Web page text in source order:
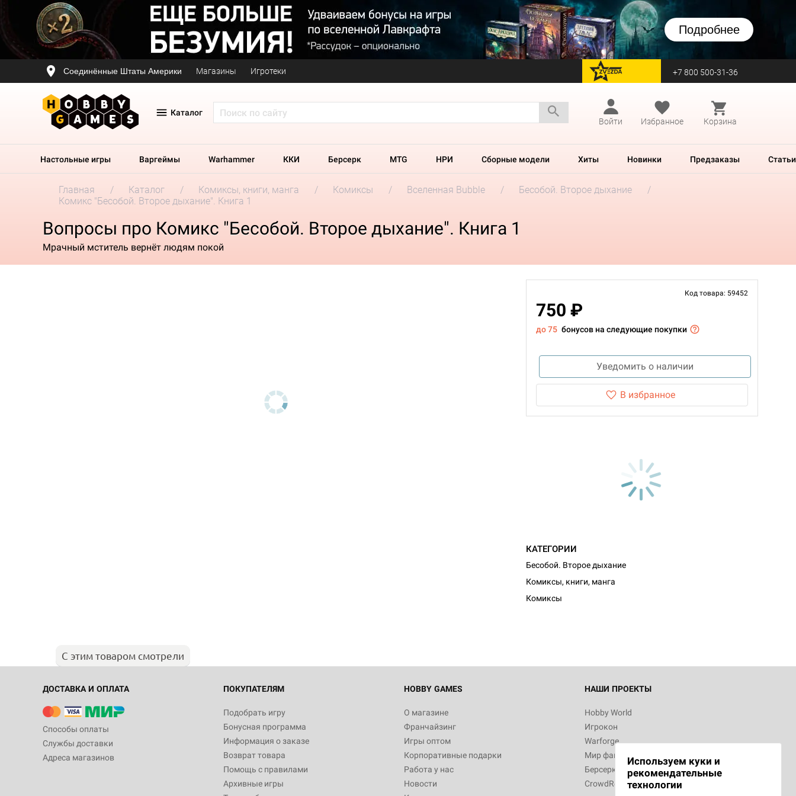
Подробнее
Соединённые Штаты Америки Магазины Игротеки перейти на Zvezda +7 800 500-31-36
Каталог
Войти
Избранное Корзина
Настольные игры Варгеймы Warhammer ККИ Берсерк MTG НРИ Сборные модели Хиты Новинки Предзаказы Статьи
Главная Каталог Комиксы, книги, манга Комиксы Вселенная Bubble
Бесобой. Второе дыхание
Комикс "Бесобой. Второе дыхание". Книга 1
Вопросы про Комикс "Бесобой. Второе дыхание". Книга 1
Мрачный мститель вернёт людям покой
Код товара: 59452
750 ₽
до 75 бонусов на следующие покупки
Уведомить о наличии
В избранное
КАТЕГОРИИ
Бесобой. Второе дыхание
Комиксы, книги, манга
Комиксы
С этим товаром смотрели
ДОСТАВКА И ОПЛАТА
Способы оплаты
Службы доставки
Адреса магазинов
ПОКУПАТЕЛЯМ
Подобрать игру
Бонусная программа
Информация о заказе
Возврат товара
Помощь с правилами
Архивные игры
HOBBY GAMES
О магазине
Франчайзинг
Игры оптом
Корпоративные подарки
Работа у нас
Новости
НАШИ ПРОЕКТЫ
Hobby World
Игрокон
Warforge
Мир фантастики
Берсерк
CrowdRepublic
Используем куки и
рекомендательные
технологии